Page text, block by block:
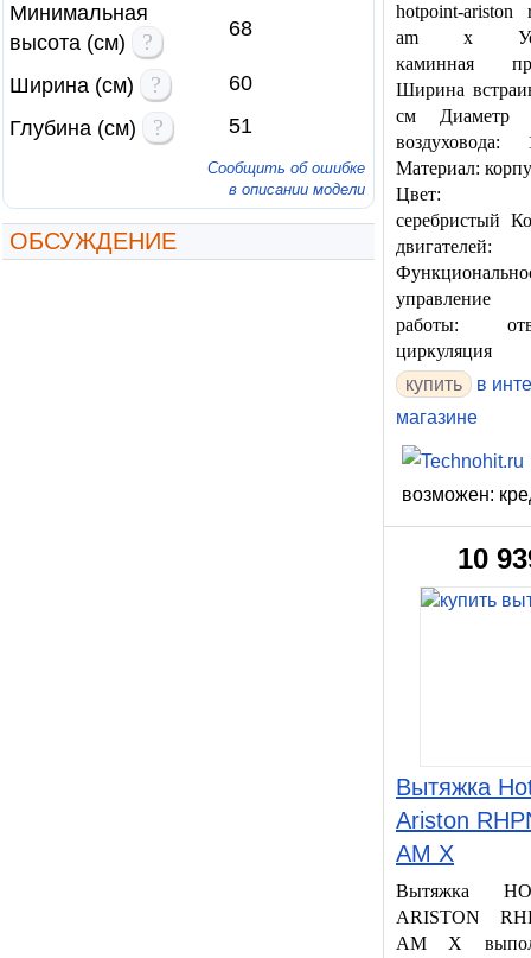
Минимальная
высота (см)
? 68
Ширина (см) ?
60
Глубина (см)
? 51
Сообщить об ошибке
в описании модели
ОБСУЖДЕНИЕ
hotpoint-ariston
am х
каминная
Ширина
см Диаметр
Материал:
Цвет:
серебристый
управление
работы:
циркуляция
купить
в
магазине
возможен:
10
Вытяжка
Ariston
AM X
Вытяжка
ARISTON
AM X